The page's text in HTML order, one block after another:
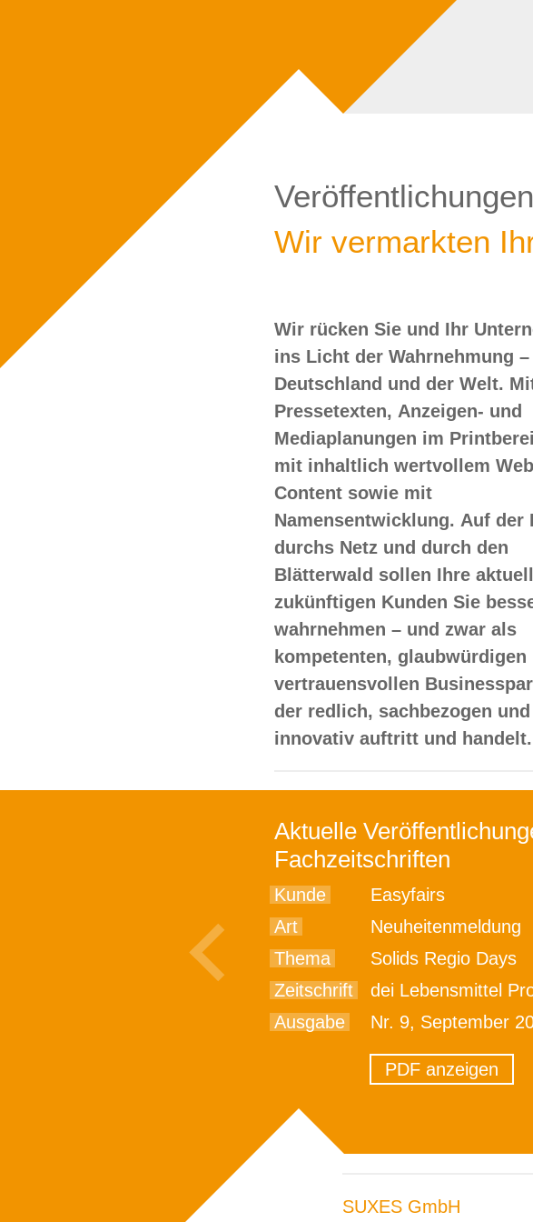
Veröffentlichungen
Wir vermarkten
Wir rücken Sie und Ihr
ins Licht der Wahrnehmung
Deutschland und der Welt.
Pressetexten, Anzeigen- und
Mediaplanungen im
mit inhaltlich wertvollem
Content sowie mit
Namensentwicklung. Auf der
durchs Netz und durch den
Blätterwald sollen Ihre
zukünftigen Kunden Sie
wahrnehmen – und zwar als
kompetenten, glaubwürdigen
vertrauensvollen
der redlich, sachbezogen und
innovativ auftritt und
wollen Sie doch – oder? Dann
Aktuelle
Fachzeitschriften
Kunde
Easyfairs
Art
Neuheitenmeldung
Thema
Solids Regio Days
Zeitschrift
dei Lebensmittel Produktion Verpackung
Ausgabe
Nr. 9, September
PDF anzeigen
SUXES GmbH